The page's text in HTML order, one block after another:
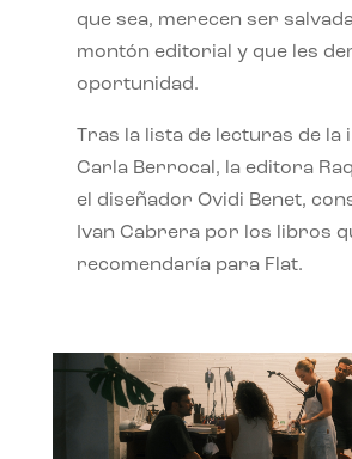
que sea, merecen ser
montón editorial y que les
oportunidad.
Tras la lista de lecturas de
Carla Berrocal, la editora
el diseñador Ovidi Benet,
Ivan Cabrera por los libros
recomendaría para Flat.